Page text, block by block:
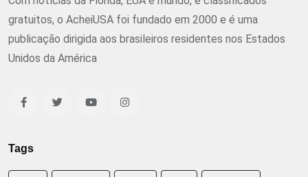
gratuitos, o AcheiUSA foi fundado em 2000 e é uma
publicação dirigida aos brasileiros residentes nos Estados
Unidos da América
Tags